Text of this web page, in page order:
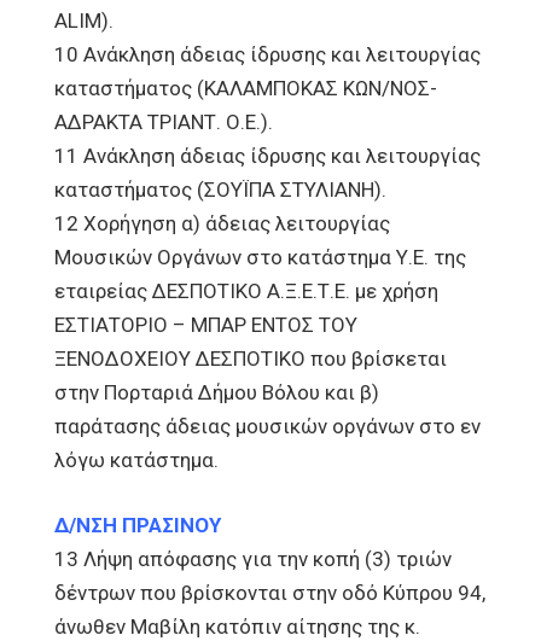
ALIM).
10 Ανάκληση άδειας ίδρυσης και λειτουργίας
καταστήματος (ΚΑΛΑΜΠΟΚΑΣ ΚΩΝ/ΝΟΣ-
ΑΔΡΑΚΤΑ ΤΡΙΑΝΤ. Ο.Ε.).
11 Ανάκληση άδειας ίδρυσης και λειτουργίας
καταστήματος (ΣΟΥΪΠΑ ΣΤΥΛΙΑΝΗ).
12 Χορήγηση α) άδειας λειτουργίας
Μουσικών Οργάνων στο κατάστημα Υ.Ε. της
εταιρείας ΔΕΣΠΟΤΙΚΟ Α.Ξ.Ε.Τ.Ε. με χρήση
ΕΣΤΙΑΤΟΡΙΟ – ΜΠΑΡ ΕΝΤΟΣ ΤΟΥ
ΞΕΝΟΔΟΧΕΙΟΥ ΔΕΣΠΟΤΙΚΟ που βρίσκεται
στην Πορταριά Δήμου Βόλου και β)
παράτασης άδειας μουσικών οργάνων στο εν
λόγω κατάστημα.
Δ/ΝΣΗ ΠΡΑΣΙΝΟΥ
13 Λήψη απόφασης για την κοπή (3) τριών
δέντρων που βρίσκονται στην οδό Κύπρου 94,
άνωθεν Μαβίλη κατόπιν αίτησης της κ.